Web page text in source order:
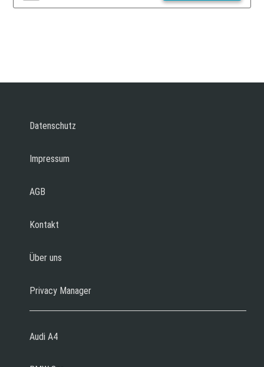
Datenschutz
Impressum
AGB
Kontakt
Über uns
Privacy Manager
Audi A4